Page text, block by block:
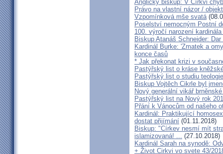
Anglický biskup: V Církvi
Právo na vlastní názor /
Vzpomínková mše svatá
Poselství nemocným Postní
100. výročí narození
Biskup Atanáš Schneider:
Kardinál Burke: 'Zmatek a
konce časů
* Jak překonat krizi v
Pastýřský list o kráse
Pastýřský list o studiu teologie
Biskup Vojtěch Cikrle byl
Nový generální vikář
Pastýřský list na Nový rok
Přání k Vánocům od našeho
Kardinál: Praktikující
dostat přijímání (01.11.2018)
Biskup: "Církev nesmí mít
islamizovaná! ... (27.10.2018)
Kardinál Sarah na synodě:
+ Život Cirkvi vo svete 43/